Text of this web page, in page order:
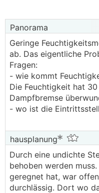
Panorama
Geringe
ab. Das eigentliche
Fragen:
- wie kommt
Die Feuchtigkeit hat
Dampfbremse
- wo ist die
hausplanung
Durch eine undichte
behoben werden
geregnet hat, war
durchlässig. Dort wo